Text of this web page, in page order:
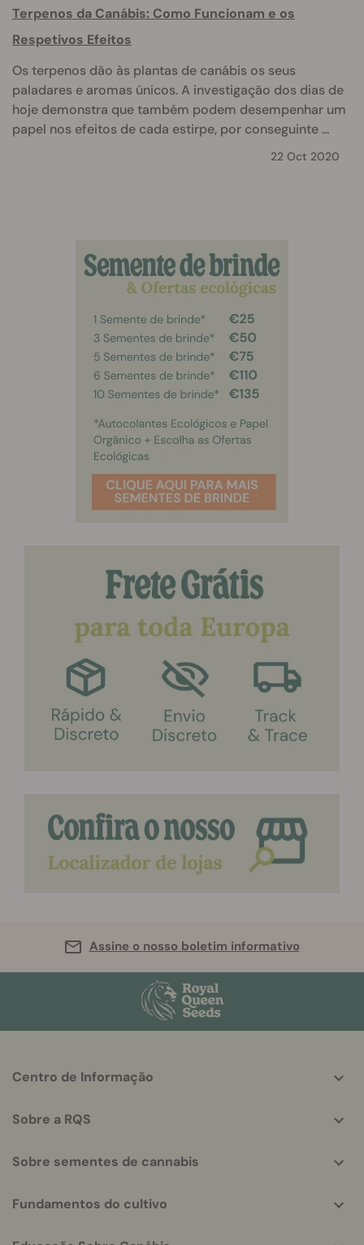
Terpenos da Canábis: Como Funcionam e os
Respetivos Efeitos
Os terpenos dão às plantas de canábis os seus
paladares e aromas únicos. A investigação dos dias de
hoje demonstra que também podem desempenhar um
papel nos efeitos de cada estirpe, por conseguinte ...
22 Oct 2020
Assine o nosso boletim informativo
helpful
Centro de Informação
Sobre a RQS
Sobre sementes de cannabis
Fundamentos do cultivo